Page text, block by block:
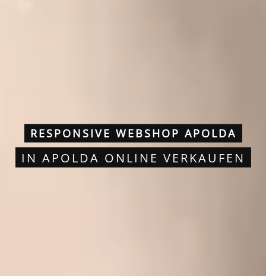
RESPONSIVE WEBSHOP APOLDA
IN APOLDA ONLINE VERKAUFEN